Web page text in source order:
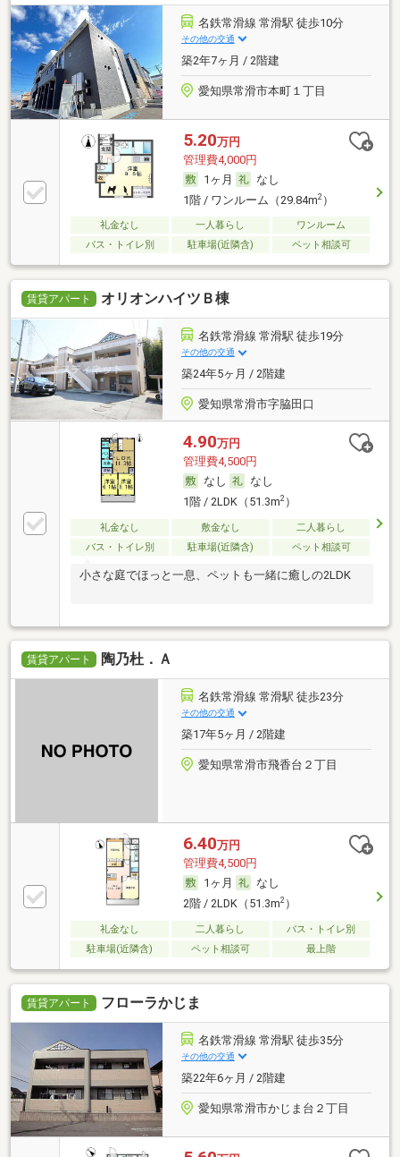
名鉄常滑線 常滑駅 徒歩10分
その他の交通
築2年7ヶ月 / 2階建
愛知県常滑市本町１丁目
5.20万円
管理費4,000円
1ヶ月
なし
1階 / ワンルーム（29.84m2）
礼金なし 一人暮らし
ワンルーム
バス・トイレ別
駐車場(近隣含) ペット相談可
賃貸アパート オリオンハイツＢ棟
名鉄常滑線 常滑駅 徒歩19分
その他の交通
築24年5ヶ月 / 2階建
愛知県常滑市字脇田口
4.90万円
管理費4,500円
なし
なし
1階 / 2LDK（51.3m2）
礼金なし 敷金なし
二人暮らし
バス・トイレ別
駐車場(近隣含) ペット相談可
小さな庭でほっと一息、ペットも一緒に癒しの2LDK
賃貸アパート 陶乃杜．Ａ
名鉄常滑線 常滑駅 徒歩23分
その他の交通
築17年5ヶ月 / 2階建
愛知県常滑市飛香台２丁目
6.40万円
管理費4,500円
1ヶ月
なし
2階 / 2LDK（51.3m2）
礼金なし 二人暮らし
バス・トイレ別
駐車場(近隣含)
ペット相談可 最上階
賃貸アパート フローラかじま
名鉄常滑線 常滑駅 徒歩35分
その他の交通
築22年6ヶ月 / 2階建
愛知県常滑市かじま台２丁目